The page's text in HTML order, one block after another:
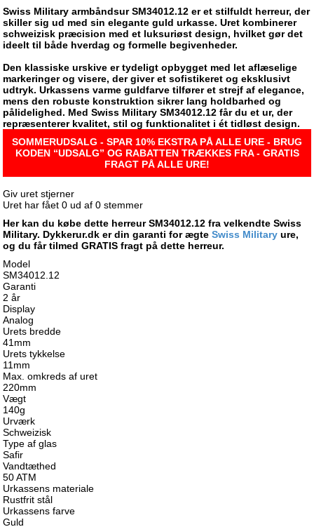
Swiss Military armbåndsur SM34012.12 er et stilfuldt herreur, der
skiller sig ud med sin elegante guld urkasse. Uret kombinerer
schweizisk præcision med et luksuriøst design, hvilket gør det
ideelt til både hverdag og formelle begivenheder.
Den klassiske urskive er tydeligt opbygget med let aflæselige
markeringer og visere, der giver et sofistikeret og eksklusivt
udtryk. Urkassens varme guldfarve tilfører et strejf af elegance,
mens den robuste konstruktion sikrer lang holdbarhed og
pålidelighed. Med Swiss Military SM34012.12 får du et ur, der
repræsenterer kvalitet, stil og funktionalitet i ét tidløst design.
SOMMERUDSALG - SPAR 10% EKSTRA PÅ ALLE URE - BRUG
KODEN “UDSALG” OG RABATTEN TRÆKKES FRA - GRATIS
FRAGT PÅ ALLE URE!
Giv uret stjerner
Uret har fået 0 ud af 0 stemmer
Her kan du købe dette herreur SM34012.12 fra velkendte Swiss
Military. Dykkerur.dk er din garanti for ægte Swiss Military ure,
og du får tilmed GRATIS fragt på dette herreur.
Model
SM34012.12
Garanti
2 år
Display
Analog
Urets bredde
41mm
Urets tykkelse
11mm
Max. omkreds af uret
220mm
Vægt
140g
Urværk
Schweizisk
Type af glas
Safir
Vandtæthed
50 ATM
Urkassens materiale
Rustfrit stål
Urkassens farve
Guld